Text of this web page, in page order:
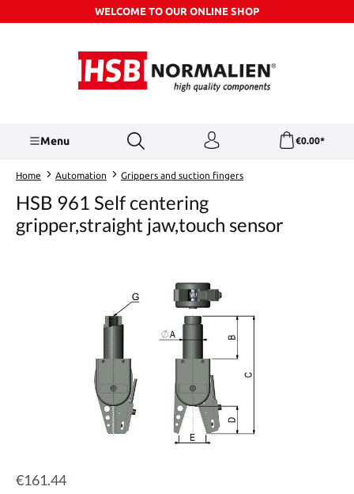
Skip to main contentWELCOME TO OUR ONLINE SHOP
Menu €0.00*
Home Automation Grippers and suction fingers
HSB 961 Self centering
gripper,straight jaw,touch sensor
Regular price:
€161.44